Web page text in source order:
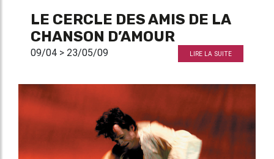
LE CERCLE DES AMIS DE LA
CHANSON D’AMOUR
09/04 > 23/05/09 LIRE LA SUITE